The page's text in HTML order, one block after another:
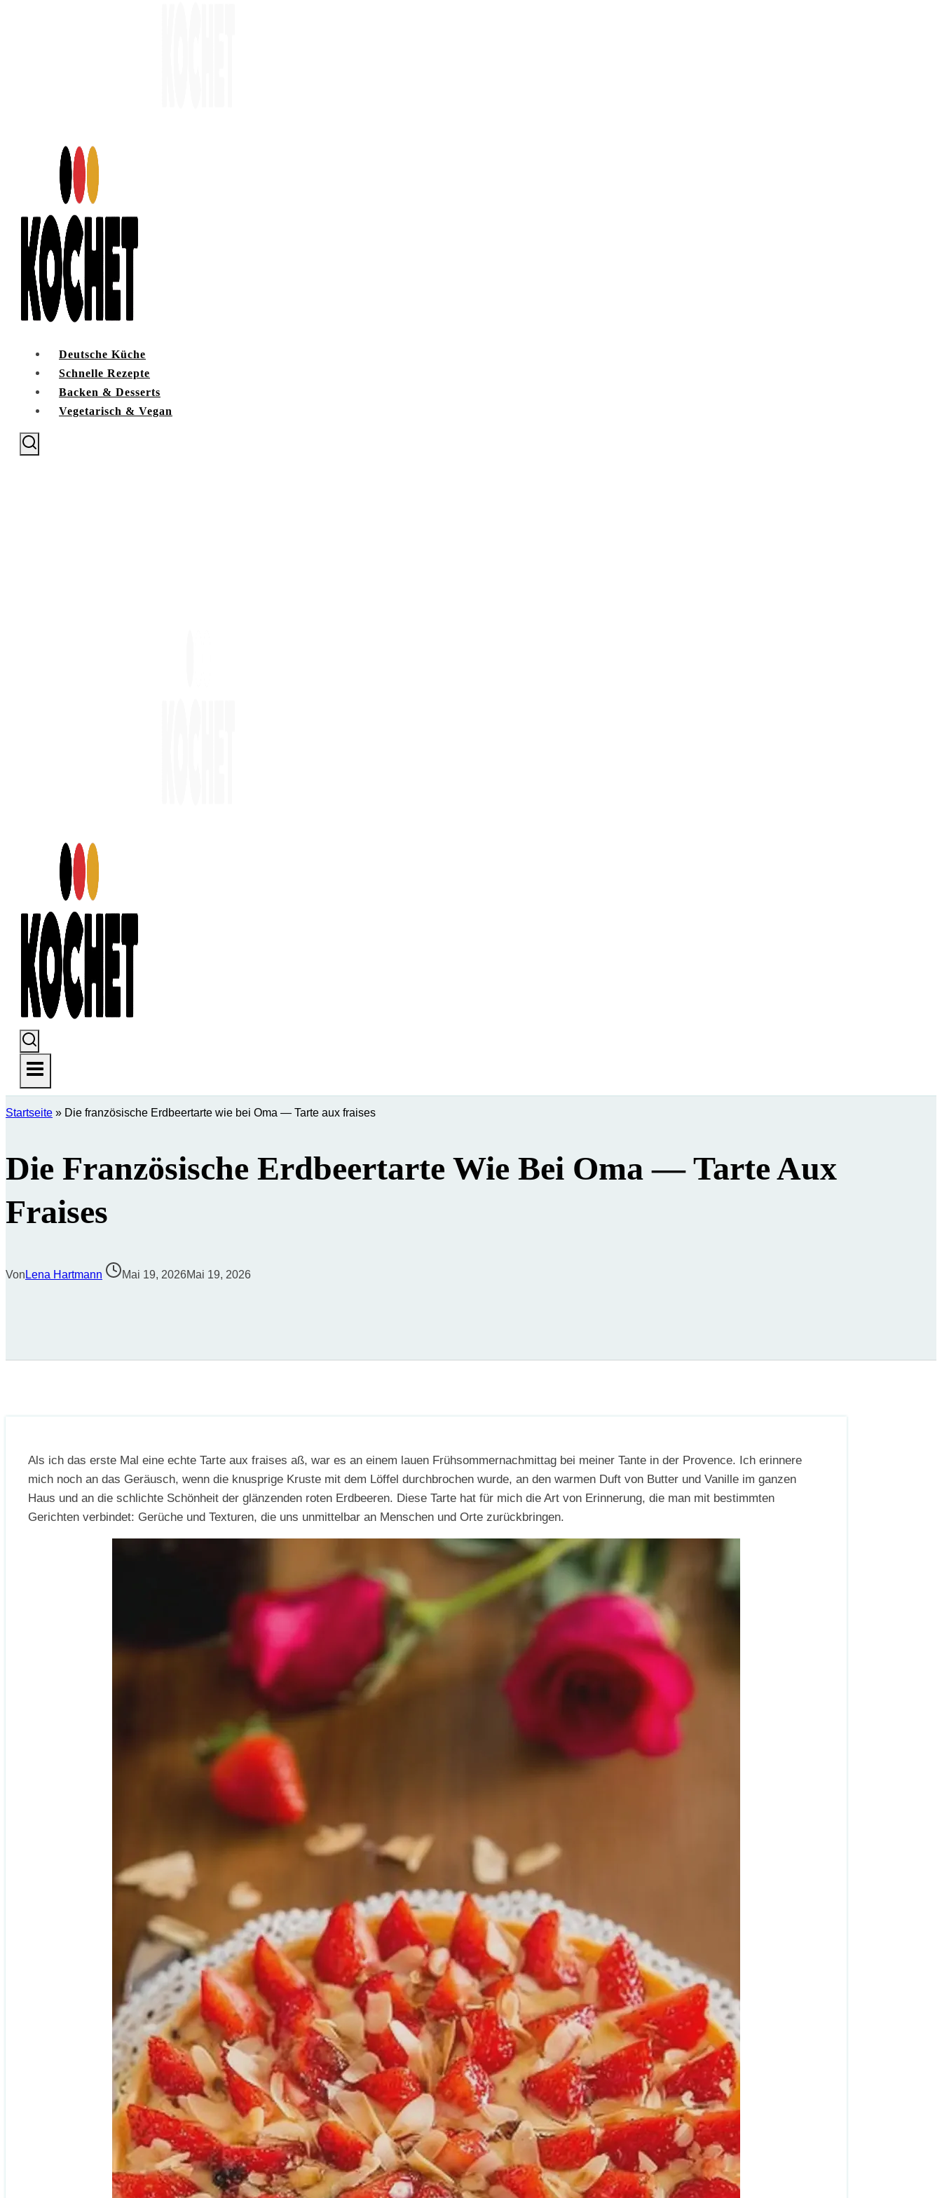
Deutsche Küche
Schnelle Rezepte
Backen & Desserts
Vegetarisch & Vegan
Startseite » Die französische Erdbeertarte wie bei Oma — Tarte aux fraises
Die Französische Erdbeertarte Wie Bei Oma — Tarte Aux
Fraises
Von Lena Hartmann Mai 19, 2026Mai 19, 2026
Als ich das erste Mal eine echte Tarte aux fraises aß, war es an einem lauen Frühsommernachmittag bei meiner Tante in der Provence. Ich erinnere
mich noch an das Geräusch, wenn die knusprige Kruste mit dem Löffel durchbrochen wurde, an den warmen Duft von Butter und Vanille im ganzen
Haus und an die schlichte Schönheit der glänzenden roten Erdbeeren. Diese Tarte hat für mich die Art von Erinnerung, die man mit bestimmten
Gerichten verbindet: Gerüche und Texturen, die uns unmittelbar an Menschen und Orte zurückbringen.